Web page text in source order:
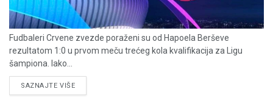
Fudbaleri Crvene zvezde poraženi su od Hapoela Berševe
rezultatom 1:0 u prvom meču trećeg kola kvalifikacija za Ligu
šampiona. Iako...
SAZNAJTE VIŠEDETAILS